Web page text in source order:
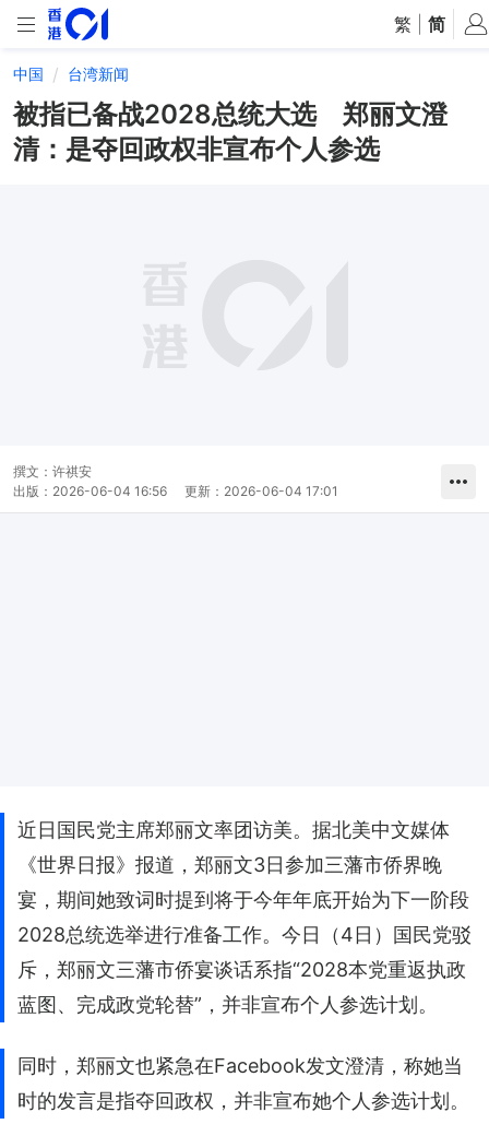
繁 简
中国 台湾新闻
被指已备战2028总统大选 郑丽文澄
清：是夺回政权非宣布个人参选
撰文： 许祺安
出版： 2026-06-04 16:56 更新： 2026-06-04 17:01
近日国民党主席郑丽文率团访美。据北美中文媒体
《世界日报》报道，郑丽文3日参加三藩市侨界晚
宴，期间她致词时提到将于今年年底开始为下一阶段
2028总统选举进行准备工作。今日（4日）国民党驳
斥，郑丽文三藩市侨宴谈话系指“2028本党重返执政
蓝图、完成政党轮替”，并非宣布个人参选计划。
同时，郑丽文也紧急在Facebook发文澄清，称她当
时的发言是指夺回政权，并非宣布她个人参选计划。